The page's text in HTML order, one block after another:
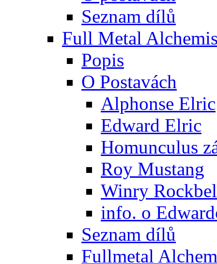
Seznam dílů
Full Metal
Popis
O Postavách
Alphonse Elric
Edward Elric
Homunculus
Roy Mustang
Winry
info. o
Seznam dílů
Fullmetal